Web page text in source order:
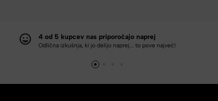
4 od 5 kupcev nas priporočajo naprej
Odlična izkušnja, ki jo delijo naprej... to pove največ!